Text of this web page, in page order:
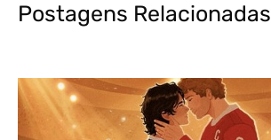
Postagens Relacionadas